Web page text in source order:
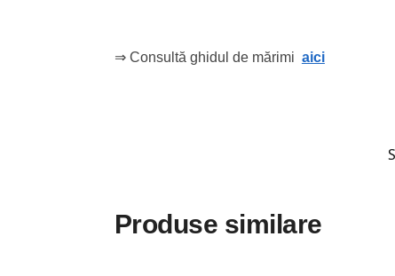
⇒ Consultă ghidul de mărimi aici
Produse similare